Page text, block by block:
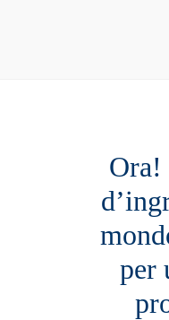
Ora!
per